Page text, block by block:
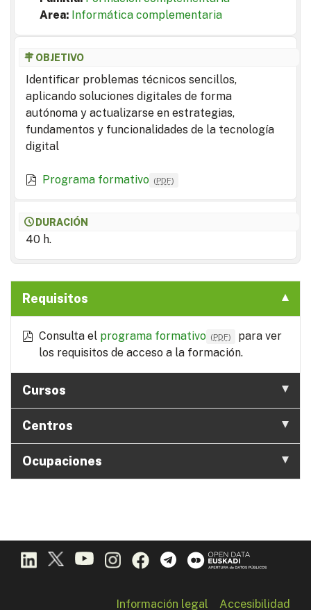
Area: Informática complementaria
OBJETIVO
Identificar problemas técnicos sencillos,
aplicando soluciones digitales de forma
autónoma y actualizarse en estrategias,
fundamentos y funcionalidades de la tecnología
digital
Programa formativo (PDF)
DURACIÓN
40 h.
Requisitos
Consulta el programa formativo (PDF)
para ver
los requisitos de acceso a la formación.
Cursos
Centros
Ocupaciones
Información legal Accesibilidad